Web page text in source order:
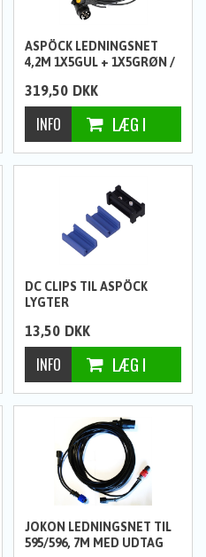
ASPÖCK LEDNINGSNET
4,2M 1X5GUL + 1X5GRØN /
319,50 DKK
DC CLIPS TIL ASPÖCK
LYGTER
13,50 DKK
JOKON LEDNINGSNET TIL
595/596, 7M MED UDTAG